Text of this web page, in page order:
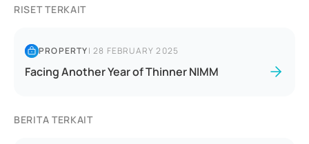
RISET TERKAIT
PROPERTY|28 FEBRUARY 2025
Facing Another Year of Thinner NIMM
BERITA TERKAIT